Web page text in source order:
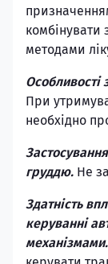
комбінувати
методами
Особливості
При
необхідно
груддю. Не
Здатність
керуванні
механізмами.